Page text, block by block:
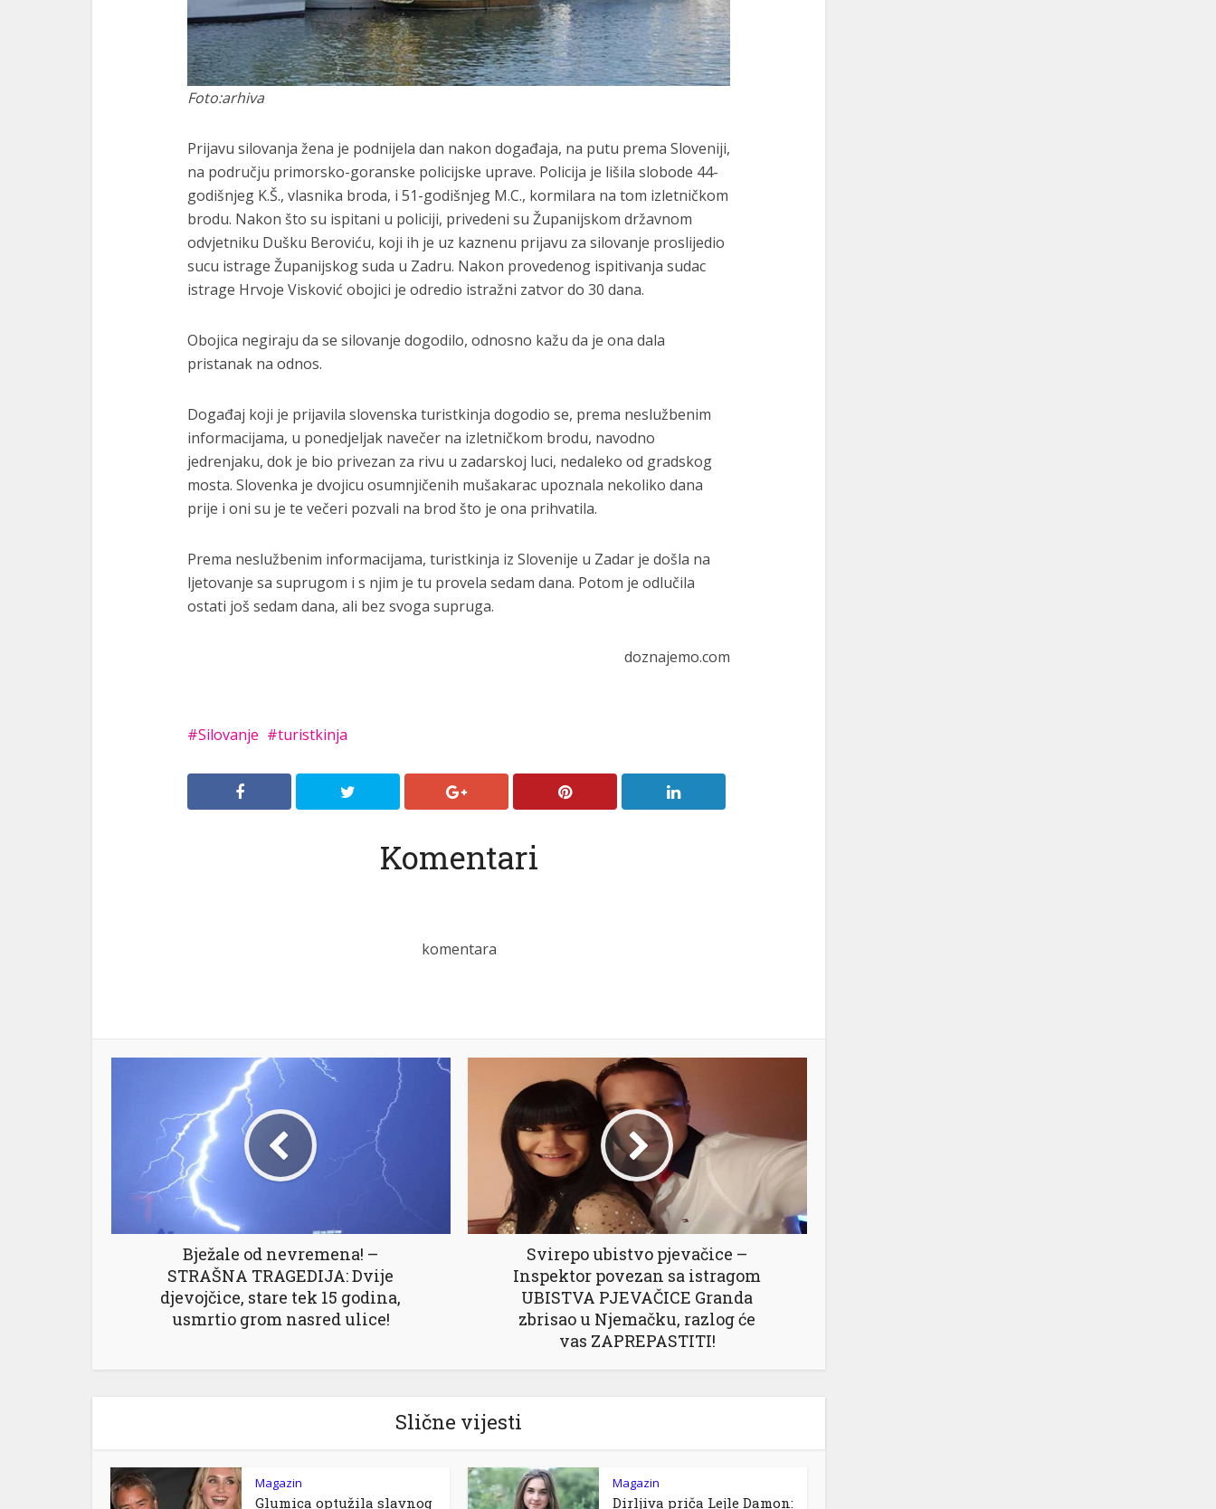
Foto:arhiva
Prijavu silovanja žena je podnijela dan nakon događaja, na putu prema Sloveniji,
na području primorsko-goranske policijske uprave. Policija je lišila slobode 44-
godišnjeg K.Š., vlasnika broda, i 51-godišnjeg M.C., kormilara na tom izletničkom
brodu. Nakon što su ispitani u policiji, privedeni su Županijskom državnom
odvjetniku Dušku Beroviću, koji ih je uz kaznenu prijavu za silovanje proslijedio
sucu istrage Županijskog suda u Zadru. Nakon provedenog ispitivanja sudac
istrage Hrvoje Visković obojici je odredio istražni zatvor do 30 dana.
Obojica negiraju da se silovanje dogodilo, odnosno kažu da je ona dala
pristanak na odnos.
Događaj koji je prijavila slovenska turistkinja dogodio se, prema neslužbenim
informacijama, u ponedjeljak navečer na izletničkom brodu, navodno
jedrenjaku, dok je bio privezan za rivu u zadarskoj luci, nedaleko od gradskog
mosta. Slovenka je dvojicu osumnjičenih mušakarac upoznala nekoliko dana
prije i oni su je te večeri pozvali na brod što je ona prihvatila.
Prema neslužbenim informacijama, turistkinja iz Slovenije u Zadar je došla na
ljetovanje sa suprugom i s njim je tu provela sedam dana. Potom je odlučila
ostati još sedam dana, ali bez svoga supruga.
doznajemo.com
Silovanje turistkinja
Komentari
komentara
Bježale od nevremena! –
STRAŠNA TRAGEDIJA: Dvije
djevojčice, stare tek 15 godina,
usmrtio grom nasred ulice!
Svirepo ubistvo pjevačice –
Inspektor povezan sa istragom
UBISTVA PJEVAČICE Granda
zbrisao u Njemačku, razlog će
vas ZAPREPASTITI!
Slične vijesti
Magazin
Glumica optužila slavnog
Magazin
Dirljiva priča Lejle Damon: